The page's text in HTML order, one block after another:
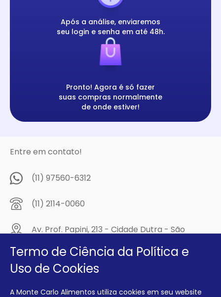
Após a análise, enviaremos
seu login e senha em até 48h.
Pronto! Agora é só fazer
suas compras normalmente
de onde estiver!
Entre em contato!
(11) 97560-6312
(11) 2114-0060
Av. Prof. Papini, 213 - Cidade Dutra - São
Compre na
MCA Virtual!
Termo de Ciência da Política e
Uso de Cookies
A Monte Carlo Alimentos utiliza cookies em seu website